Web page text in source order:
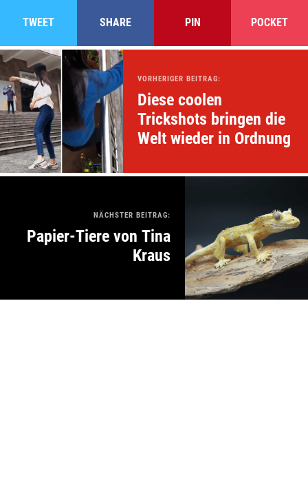
TWEET SHARE PIN POCKET
VORHERIGER BEITRAG:
Diese coolen
Trickshots bringen die
Welt wieder in Ordnung
NÄCHSTER BEITRAG:
Papier-Tiere von Tina
Kraus